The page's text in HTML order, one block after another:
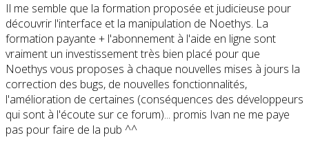
Il me semble que la formation proposée et judicieuse pour
découvrir l'interface et la manipulation de Noethys. La
formation payante + l'abonnement à l'aide en ligne sont
vraiment un investissement très bien placé pour que
Noethys vous proposes à chaque nouvelles mises à jours la
correction des bugs, de nouvelles fonctionnalités,
l'amélioration de certaines (conséquences des développeurs
qui sont à l'écoute sur ce forum)... promis Ivan ne me paye
pas pour faire de la pub ^^